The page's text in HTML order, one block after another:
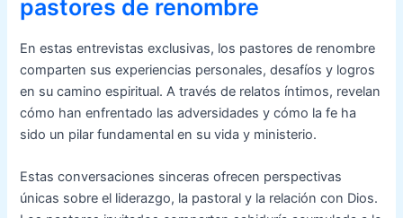
pastores de renombre
En estas entrevistas exclusivas, los pastores de renombre
comparten sus experiencias personales, desafíos y logros
en su camino espiritual. A través de relatos íntimos, revelan
cómo han enfrentado las adversidades y cómo la fe ha
sido un pilar fundamental en su vida y ministerio.
Estas conversaciones sinceras ofrecen perspectivas
únicas sobre el liderazgo, la pastoral y la relación con Dios.